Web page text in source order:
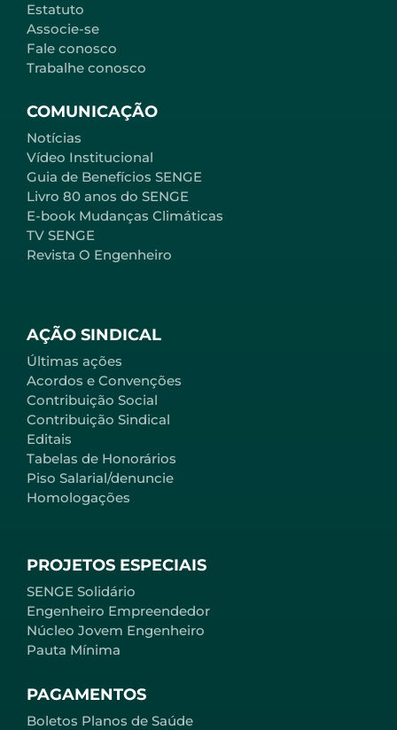
AÇÃO SINDICAL
Últimas ações
Acordos e Convenções
Contribuição Social
Contribuição Sindical
Editais
Tabelas de Honorários
Piso Salarial/denuncie
Homologações
PROJETOS ESPECIAIS
SENGE Solidário
Engenheiro Empreendedor
Núcleo Jovem Engenheiro
Pauta Mínima
PAGAMENTOS
Boletos Planos de Saúde
Estatuto
Associe-se
Fale conosco
Trabalhe conosco
COMUNICAÇÃO
Notícias
Vídeo Institucional
Guia de Benefícios SENGE
Livro 80 anos do SENGE
E-book Mudanças Climáticas
TV SENGE
Revista O Engenheiro